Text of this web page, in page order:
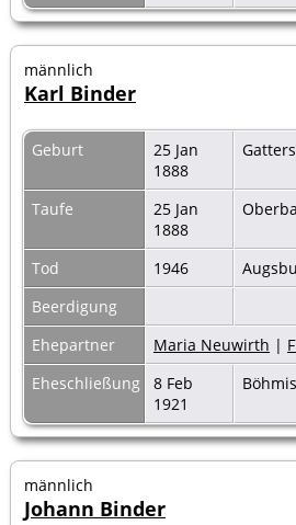
männlich
Karl Binder
Geburt
25 Jan
1888
Taufe
25 Jan
1888
Tod 1946
Beerdigung
Ehepartner
Maria Neuwirth |
Eheschließung
8 Feb
1921
männlich
Johann Binder